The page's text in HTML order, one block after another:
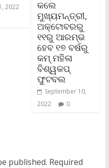
2022
କଲେ
ମୁଖ୍ୟମନ୍ତ୍ରୀ,
ଅକ୍ଟୋବରରୁ
୧୧ରୁ ଆରମ୍ଭ
ହେବ ୧୭ ବର୍ଷରୁ
କମ୍ ମହିଳା
ବିଶ୍ୱକପ୍
ଫୁଟବଲ
September 10,
2022
0
published. Required